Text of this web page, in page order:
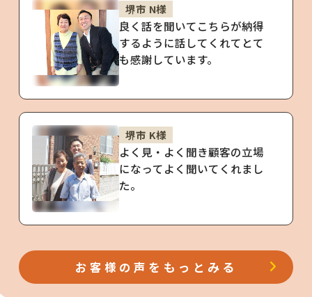
堺市 N様
良く話を聞いてこちらが納得
するように話してくれてとて
も感謝しています。
堺市 K様
よく見・よく聞き顧客の立場
になってよく聞いてくれまし
た。
お客様の声をもっとみる